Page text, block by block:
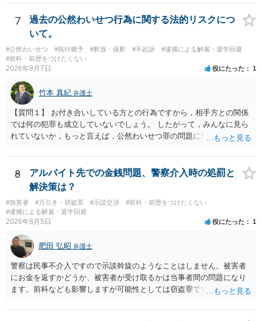
るなり、警察に相談するなり、検討してください
7
過去の公然わいせつ行為に関する法的リスクにつ
いて。
#公然わいせつ #執行猶予 #釈放・保釈 #不起訴
#逮捕による解雇・退学回避
#前科・前歴をつけたくない
2026年8月7日 役にたった 1
竹本 真紀 弁護士
【質問１】 お付き合いしている方との行為ですから，相手方との関係
では何の犯罪も成立していないでしょう。 したがって，みんなに見ら
れていないか，もっと言えば，公然わいせつ罪の問題にならないかの
然性は，不特定又は多数の方が認識できる状態か否かで判断されま
す。 本件は，車の中という閉鎖された空間で行っており，不特定又は
多数の方が認識するのは困難な状態ですから，公然性はないと思いま
す。 また，意図的に示そうとする故意が必要ですが，本件では，通過
する車両があると服を着ている（わいせつな状態をなくしている）の
ですから，むしろ見られないようにしており，故意が認められること
査の対象になることはありません。 警察から連絡がくることもないで
しょう。 【質問２】 見せようと思っていないことは，服を着たりする
行為から明らかです。したがいまして，注意を受けることさえありま
せん。まして，刑罰として罰せられることもありません。 【質問３】
以上のように犯罪の嫌疑が否定されますから，逮捕勾留される可能性
が成立することが前提ですので，不起訴とする理由としても前提を欠
8
アルバイト先での金銭問題、警察介入時の処罰と
解決策は？
#加害者 #万引き・窃盗罪 #示談交渉
#前科・前歴をつけたくない
#逮捕による解雇・退学回避
2026年8月5日 役にたった 1
肥田 弘昭 弁護士
警察は民事不介入ですので示談斡旋のようなことはしません。被害者
にお金を返すかどうか、被害者が受け取るかは当事者間の問題になり
ます。前科なども影響しますが可能性としては窃盗罪ですので、逮捕